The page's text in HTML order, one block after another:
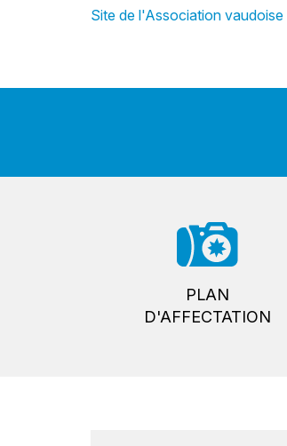
Site de l'Association vaudoise
PLAN
D'AFFECTATION